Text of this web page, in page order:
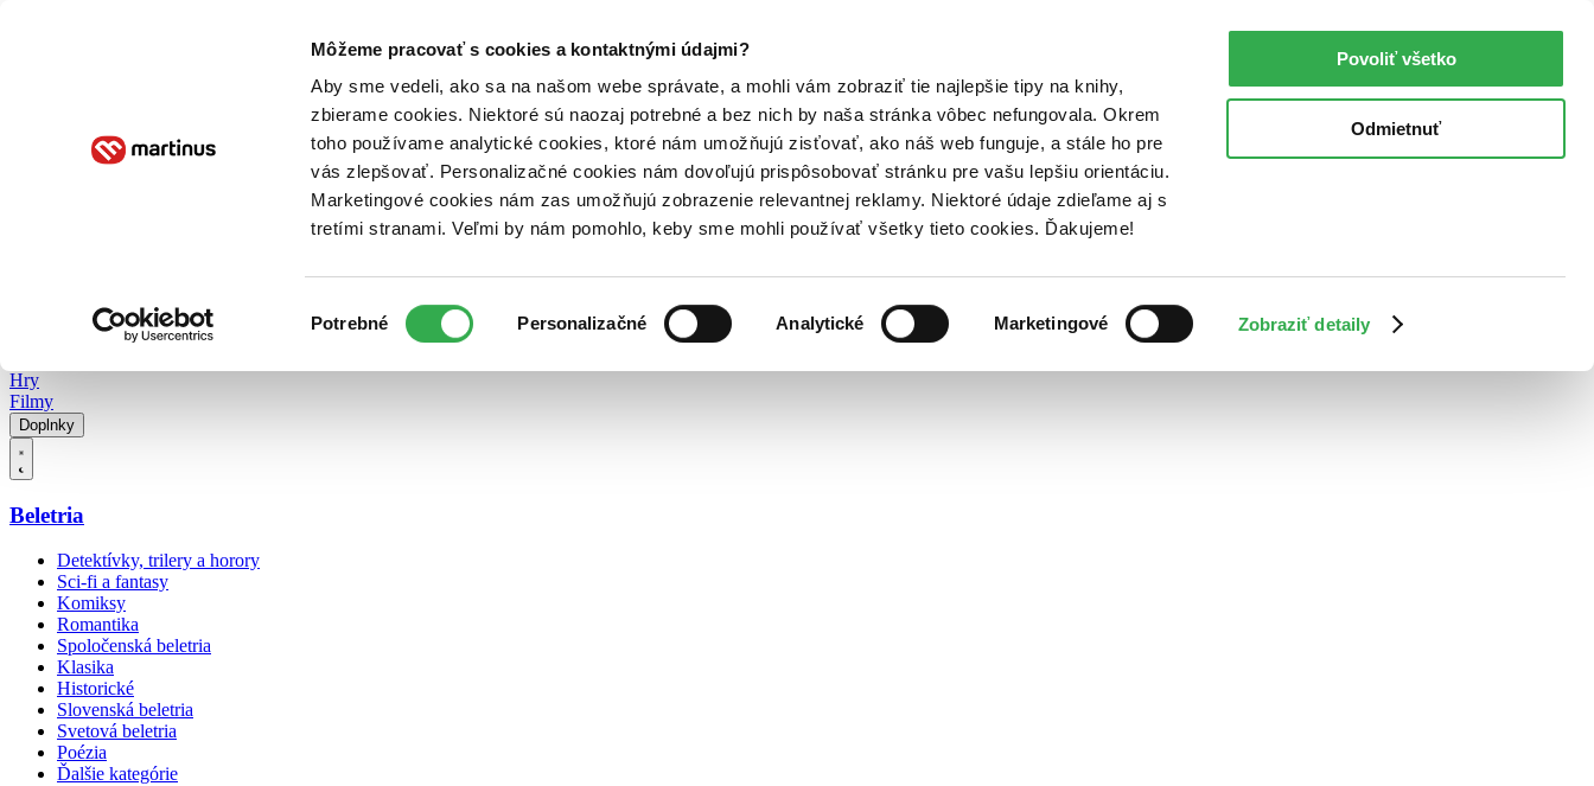
Môžeme pracovať s cookies a kontaktnými údajmi?
Aby sme vedeli, ako sa na našom webe správate, a mohli vám zobraziť tie najlepšie tipy na knihy,
zbierame cookies. Niektoré sú naozaj potrebné a bez nich by naša stránka vôbec nefungovala. Okrem
toho používame analytické cookies, ktoré nám umožňujú zisťovať, ako náš web funguje, a stále ho pre
vás zlepšovať. Personalizačné cookies nám dovoľujú prispôsobovať stránku pre vašu lepšiu orientáciu.
Marketingové cookies nám zas umožňujú zobrazenie relevantnej reklamy. Niektoré údaje zdieľame aj s
tretími stranami. Veľmi by nám pomohlo, keby sme mohli používať všetky tieto cookies. Ďakujeme!
súhlasu
Potrebné Personalizačné Analytické Marketingové Zobraziť detaily
Povoliť všetko
Odmietnuť
Poukážky Kontakt
Hry
Filmy
Doplnky
Beletria
Detektívky, trilery a horory
Sci-fi a fantasy
Komiksy
Romantika
Spoločenská beletria
Klasika
Historické
Slovenská beletria
Svetová beletria
Poézia
Ďalšie kategórie